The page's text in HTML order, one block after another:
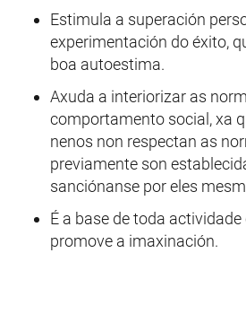
Estimula a superación
experimentación do éxito,
boa autoestima.
Axuda a interiorizar as
comportamento social, xa
nenos non respectan as
previamente son
sanciónanse por eles
É a base de toda
promove a imaxinación.